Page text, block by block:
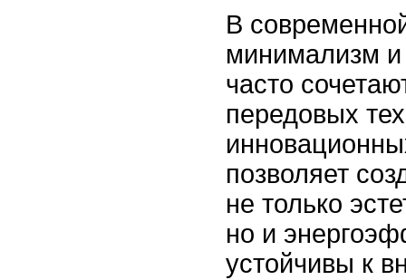
В
минимализм
часто
передовых
позволяет
не только
но и
устойчивы к